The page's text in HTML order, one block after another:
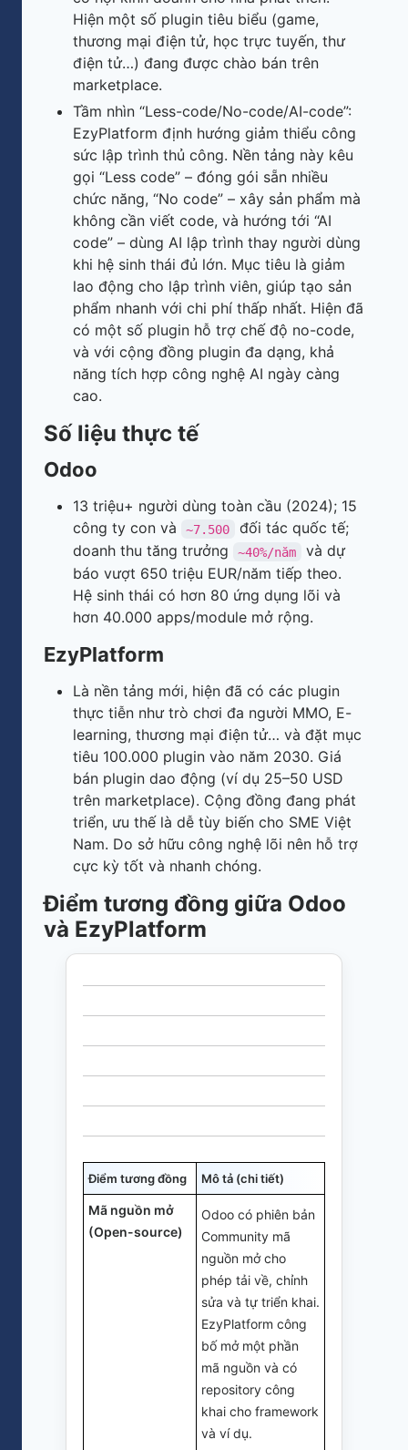
Hiện một số plugin tiêu biểu (game,
thương mại điện tử, học trực tuyến, thư
điện tử…) đang được chào bán trên
marketplace.
Tầm nhìn “Less-code/No-code/AI-code”:
EzyPlatform định hướng giảm thiểu công
sức lập trình thủ công. Nền tảng này kêu
gọi “Less code” – đóng gói sẵn nhiều
chức năng, “No code” – xây sản phẩm mà
không cần viết code, và hướng tới “AI
code” – dùng AI lập trình thay người dùng
khi hệ sinh thái đủ lớn. Mục tiêu là giảm
lao động cho lập trình viên, giúp tạo sản
phẩm nhanh với chi phí thấp nhất. Hiện đã
có một số plugin hỗ trợ chế độ no-code,
và với cộng đồng plugin đa dạng, khả
năng tích hợp công nghệ AI ngày càng
cao.
Số liệu thực tế
Odoo
13 triệu+ người dùng toàn cầu (2024); 15
công ty con và
~7.500
đối tác quốc tế;
doanh thu tăng trưởng
~40%/năm
và dự
báo vượt 650 triệu EUR/năm tiếp theo.
Hệ sinh thái có hơn 80 ứng dụng lõi và
hơn 40.000 apps/module mở rộng.
EzyPlatform
Là nền tảng mới, hiện đã có các plugin
thực tiễn như trò chơi đa người MMO, E-
learning, thương mại điện tử… và đặt mục
tiêu 100.000 plugin vào năm 2030. Giá
bán plugin dao động (ví dụ 25–50 USD
trên marketplace). Cộng đồng đang phát
triển, ưu thế là dễ tùy biến cho SME Việt
Nam. Do sở hữu công nghệ lõi nên hỗ trợ
cực kỳ tốt và nhanh chóng.
Điểm tương đồng giữa Odoo
và EzyPlatform
Điểm tương đồng Mô tả (chi tiết)
Mã nguồn mở
(Open-source)
Odoo có phiên bản
Community mã
nguồn mở cho
phép tải về, chỉnh
sửa và tự triển khai.
EzyPlatform công
bố mở một phần
mã nguồn và có
repository công
khai cho framework
và ví dụ.